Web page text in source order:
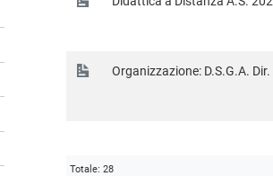
Organizzazione: D.S.G.A.
Totale: 28